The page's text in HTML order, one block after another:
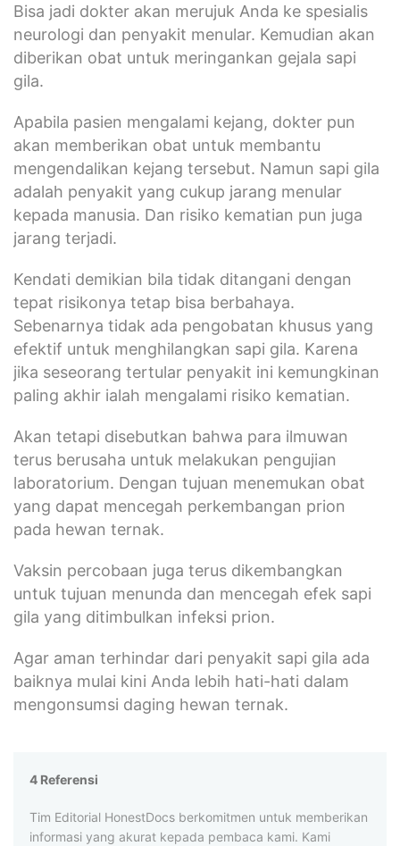
Bisa jadi dokter akan merujuk Anda ke spesialis
neurologi dan penyakit menular. Kemudian akan
diberikan obat untuk meringankan gejala sapi
gila.
Apabila pasien mengalami kejang, dokter pun
akan memberikan obat untuk membantu
mengendalikan kejang tersebut. Namun sapi gila
adalah penyakit yang cukup jarang menular
kepada manusia. Dan risiko kematian pun juga
jarang terjadi.
Kendati demikian bila tidak ditangani dengan
tepat risikonya tetap bisa berbahaya.
Sebenarnya tidak ada pengobatan khusus yang
efektif untuk menghilangkan sapi gila. Karena
jika seseorang tertular penyakit ini kemungkinan
paling akhir ialah mengalami risiko kematian.
Akan tetapi disebutkan bahwa para ilmuwan
terus berusaha untuk melakukan pengujian
laboratorium. Dengan tujuan menemukan obat
yang dapat mencegah perkembangan prion
pada hewan ternak.
Vaksin percobaan juga terus dikembangkan
untuk tujuan menunda dan mencegah efek sapi
gila yang ditimbulkan infeksi prion.
Agar aman terhindar dari penyakit sapi gila ada
baiknya mulai kini Anda lebih hati-hati dalam
mengonsumsi daging hewan ternak.
4 Referensi
Tim Editorial HonestDocs berkomitmen untuk memberikan
informasi yang akurat kepada pembaca kami. Kami